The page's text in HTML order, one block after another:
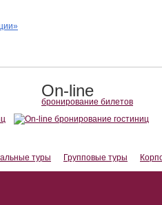
On-line
бронирование билетов
туры Групповые туры